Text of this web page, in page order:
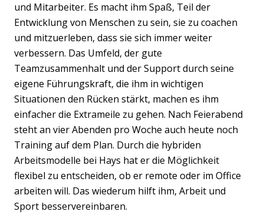
und Mitarbeiter. Es macht ihm Spaß, Teil der
Entwicklung von Menschen zu sein, sie zu coachen
und mitzuerleben, dass sie sich immer weiter
verbessern. Das Umfeld, der gute
Teamzusammenhalt und der Support durch seine
eigene Führungskraft, die ihm in wichtigen
Situationen den Rücken stärkt, machen es ihm
einfacher die Extrameile zu gehen. Nach Feierabend
steht an vier Abenden pro Woche auch heute noch
Training auf dem Plan. Durch die hybriden
Arbeitsmodelle bei Hays hat er die Möglichkeit
flexibel zu entscheiden, ob er remote oder im Office
arbeiten will. Das wiederum hilft ihm, Arbeit und
Sport besservereinbaren.